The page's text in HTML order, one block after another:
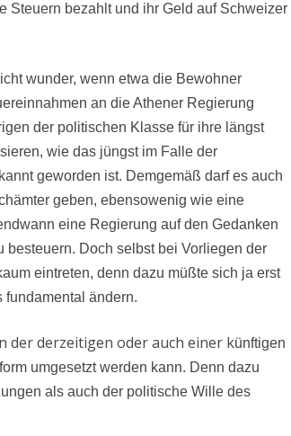
Steuern bezahlt und ihr Geld auf Schweizer
wunder, wenn etwa die Bewohner
an die Athener Regierung
der politischen Klasse für ihre längst
wie das jüngst im Falle der
geworden ist. Demgemäß darf es auch
geben, ebensowenig wie eine
eine Regierung auf den Gedanken
besteuern. Doch selbst bei Vorliegen der
eintreten, denn dazu müßte sich ja erst
ändern.
der derzeitigen oder auch einer künftigen
umgesetzt werden kann. Denn dazu
als auch der politische Wille des